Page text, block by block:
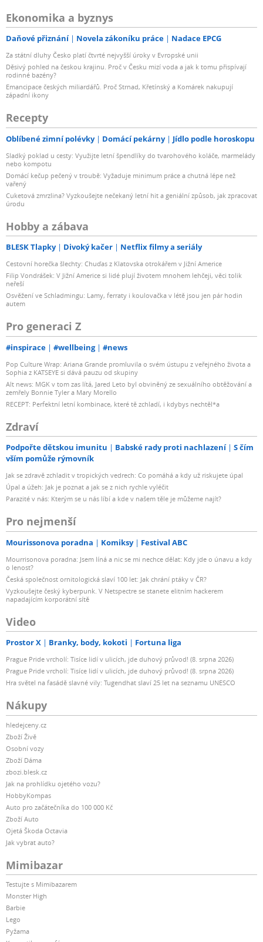
Ekonomika a byznys
Daňové přiznání Novela zákoníku práce Nadace EPCG
Za státní dluhy Česko platí čtvrté nejvyšší úroky v Evropské unii
Děsivý pohled na českou krajinu. Proč v Česku mizí voda a jak k tomu přispívají
rodinné bazény?
Emancipace českých miliardářů. Proč Strnad, Křetínský a Komárek nakupují
západní ikony
Recepty
Oblíbené zimní polévky Domácí pekárny Jídlo podle horoskopu
Sladký poklad u cesty: Využijte letní špendlíky do tvarohového koláče, marmelády
nebo kompotu
Domácí kečup pečený v troubě: Vyžaduje minimum práce a chutná lépe než
vařený
Cuketová zmrzlina? Vyzkoušejte nečekaný letní hit a geniální způsob, jak zpracovat
úrodu
Hobby a zábava
BLESK Tlapky Divoký kačer Netflix filmy a seriály
Cestovní horečka šlechty: Chuďas z Klatovska otrokářem v Jižní Americe
Filip Vondrášek: V Jižní Americe si lidé plují životem mnohem lehčeji, věci tolik
neřeší
Osvěžení ve Schladmingu: Lamy, ferraty i koulovačka v létě jsou jen pár hodin
autem
Pro generaci Z
#inspirace #wellbeing #news
Pop Culture Wrap: Ariana Grande promluvila o svém ústupu z veřejného života a
Sophia z KATSEYE si dává pauzu od skupiny
Alt news: MGK v tom zas lítá, Jared Leto byl obviněný ze sexuálního obtěžování a
zemřely Bonnie Tyler a Mary Morello
RECEPT: Perfektní letní kombinace, které tě zchladí, i kdybys nechtěl*a
Zdraví
Podpořte dětskou imunitu Babské rady proti nachlazení
S čím
vším pomůže rýmovník
Jak se zdravě zchladit v tropických vedrech: Co pomáhá a kdy už riskujete úpal
Úpal a úžeh: Jak je poznat a jak se z nich rychle vyléčit
Parazité v nás: Kterým se u nás líbí a kde v našem těle je můžeme najít?
Pro nejmenší
Mourissonova poradna Komiksy Festival ABC
Mourrisonova poradna: Jsem líná a nic se mi nechce dělat: Kdy jde o únavu a kdy
o lenost?
Česká společnost ornitologická slaví 100 let: Jak chrání ptáky v ČR?
Vyzkoušejte český kyberpunk. V Netspectre se stanete elitním hackerem
napadajícím korporátní sítě
Video
Prostor X Branky, body, kokoti Fortuna liga
Prague Pride vrcholí: Tisíce lidí v ulicích, jde duhový průvod! (8. srpna 2026)
Prague Pride vrcholí: Tisíce lidí v ulicích, jde duhový průvod! (8. srpna 2026)
Hra světel na fasádě slavné vily: Tugendhat slaví 25 let na seznamu UNESCO
Nákupy
hledejceny.cz
Zboží Živě
Osobní vozy
Zboží Dáma
zbozi.blesk.cz
Jak na prohlídku ojetého vozu?
HobbyKompas
Auto pro začátečníka do 100 000 Kč
Zboží Auto
Ojetá Škoda Octavia
Jak vybrat auto?
Mimibazar
Testujte s Mimibazarem
Monster High
Barbie
Lego
Pyžama